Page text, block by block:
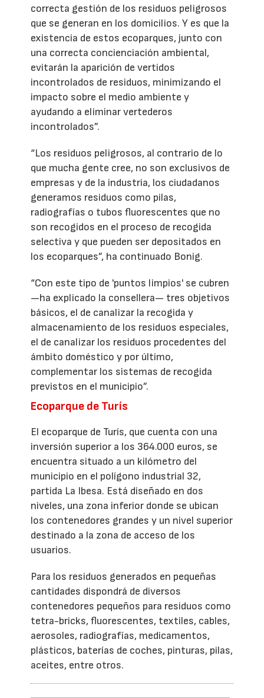
correcta gestión de los residuos peligrosos
que se generan en los domicilios. Y es que la
existencia de estos ecoparques, junto con
una correcta concienciación ambiental,
evitarán la aparición de vertidos
incontrolados de residuos, minimizando el
impacto sobre el medio ambiente y
ayudando a eliminar vertederos
incontrolados”.
“Los residuos peligrosos, al contrario de lo
que mucha gente cree, no son exclusivos de
empresas y de la industria, los ciudadanos
generamos residuos como pilas,
radiografías o tubos fluorescentes que no
son recogidos en el proceso de recogida
selectiva y que pueden ser depositados en
los ecoparques”, ha continuado Bonig.
“Con este tipo de 'puntos limpios' se cubren
—ha explicado la consellera— tres objetivos
básicos, el de canalizar la recogida y
almacenamiento de los residuos especiales,
el de canalizar los residuos procedentes del
ámbito doméstico y por último,
complementar los sistemas de recogida
previstos en el municipio”.
Ecoparque de Turís
El ecoparque de Turís, que cuenta con una
inversión superior a los 364.000 euros, se
encuentra situado a un kilómetro del
municipio en el polígono industrial 32,
partida La Ibesa. Está diseñado en dos
niveles, una zona inferior donde se ubican
los contenedores grandes y un nivel superior
destinado a la zona de acceso de los
usuarios.
Para los residuos generados en pequeñas
cantidades dispondrá de diversos
contenedores pequeños para residuos como
tetra-bricks, fluorescentes, textiles, cables,
aerosoles, radiografías, medicamentos,
plásticos, baterías de coches, pinturas, pilas,
aceites, entre otros.